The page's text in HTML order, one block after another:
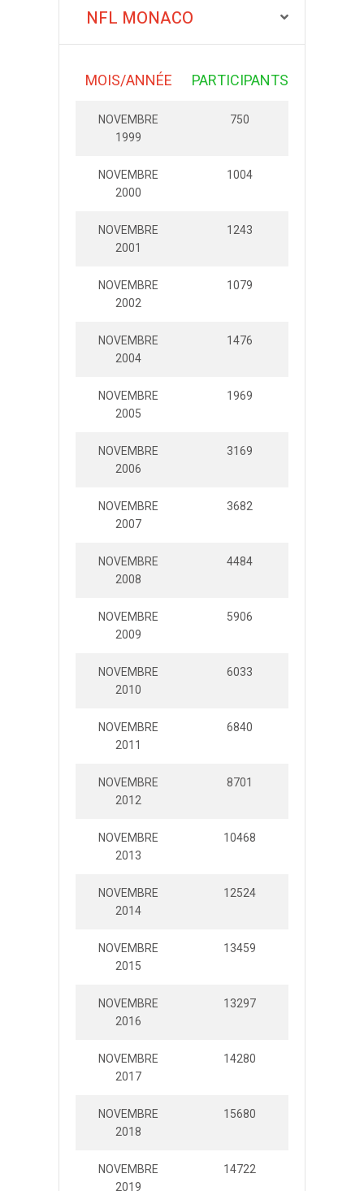
NFL MONACO
MOIS/ANNÉE PARTICIPANTS
NOVEMBRE
1999
750
NOVEMBRE
2000
1004
NOVEMBRE
2001
1243
NOVEMBRE
2002
1079
NOVEMBRE
2004
1476
NOVEMBRE
2005
1969
NOVEMBRE
2006
3169
NOVEMBRE
2007
3682
NOVEMBRE
2008
4484
NOVEMBRE
2009
5906
NOVEMBRE
2010
6033
NOVEMBRE
2011
6840
NOVEMBRE
2012
8701
NOVEMBRE
2013
10468
NOVEMBRE
2014
12524
NOVEMBRE
2015
13459
NOVEMBRE
2016
13297
NOVEMBRE
2017
14280
NOVEMBRE
2018
15680
NOVEMBRE
2019
14722